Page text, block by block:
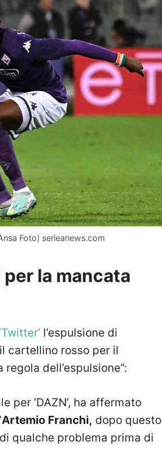
Foto) serieanews.com
la mancata
‘Twitter’ l’espulsione di
cartellino rosso per il
dell’espulsione”:
per ‘DAZN’, ha affermato
Artemio Franchi, dopo questo
qualche problema prima di